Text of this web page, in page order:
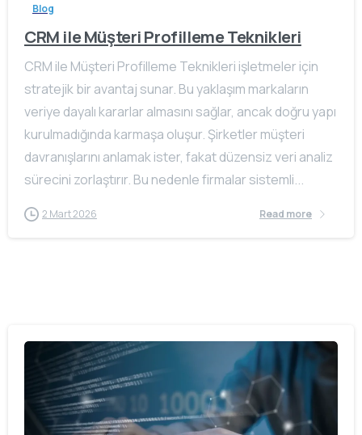
Blog
CRM ile Müşteri Profilleme Teknikleri
CRM ile Müşteri Profilleme Teknikleri işletmeler için
stratejik bir avantaj sunar. Bu yaklaşım markaların
veriye dayalı kararlar almasını sağlar, ancak doğru yapı
kurulmadığında karmaşa oluşur. Şirketler müşteri
davranışlarını anlamak ister, fakat düzensiz veri analiz
sürecini zorlaştırır. Bu nedenle firmalar sistemli...
2 Mart 2026 Read more